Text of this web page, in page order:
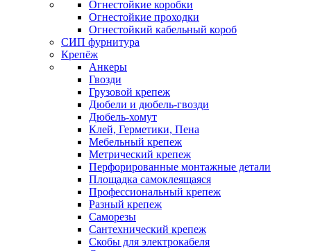
Огнестойкие коробки
Огнестойкие проходки
Огнестойкий кабельный короб
СИП фурнитура
Крепёж
Анкеры
Гвозди
Грузовой крепеж
Дюбели и дюбель-гвозди
Дюбель-хомут
Клей, Герметики, Пена
Мебельный крепеж
Метрический крепеж
Перфорированные монтажные детали
Площадка самоклеящаяся
Профессиональный крепеж
Разный крепеж
Саморезы
Сантехнический крепеж
Скобы для электрокабеля